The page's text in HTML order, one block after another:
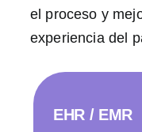
el proceso y
experiencia del
EHR / EMR